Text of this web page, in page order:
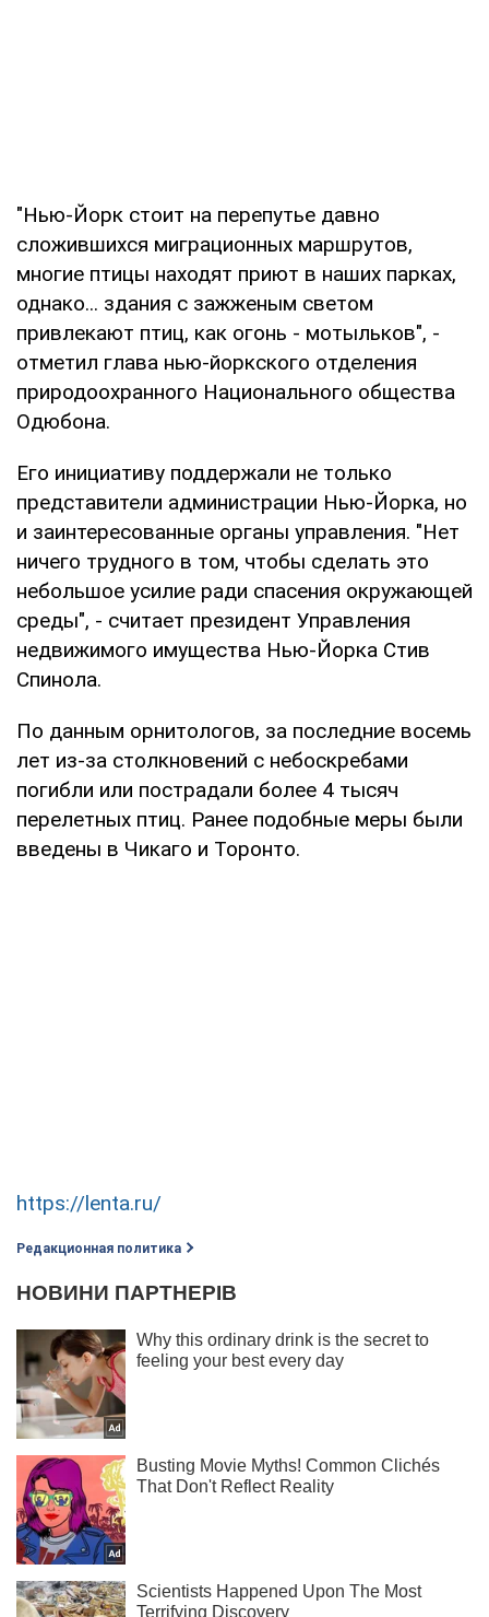
"Нью-Йорк стоит на перепутье давно
сложившихся миграционных маршрутов,
многие птицы находят приют в наших парках,
однако... здания с зажженым светом
привлекают птиц, как огонь - мотыльков", -
отметил глава нью-йоркского отделения
природоохранного Национального общества
Одюбона.
Его инициативу поддержали не только
представители администрации Нью-Йорка, но
и заинтересованные органы управления. "Нет
ничего трудного в том, чтобы сделать это
небольшое усилие ради спасения окружающей
среды", - считает президент Управления
недвижимого имущества Нью-Йорка Стив
Спинола.
По данным орнитологов, за последние восемь
лет из-за столкновений с небоскребами
погибли или пострадали более 4 тысяч
перелетных птиц. Ранее подобные меры были
введены в Чикаго и Торонто.
https://lenta.ru/
Редакционная политика